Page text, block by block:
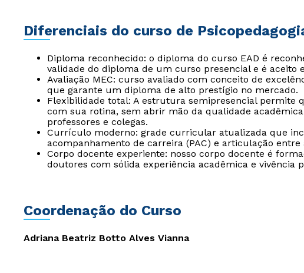
Diferenciais do curso de
Diploma reconhecido: o diploma do curso EAD é
validade do diploma de um curso presencial e é aceito
Avaliação MEC: curso avaliado com conceito de
que garante um diploma de alto prestígio no mercado.
Flexibilidade total: A estrutura semipresencial permite
com sua rotina, sem abrir mão da qualidade
professores e colegas.
Currículo moderno: grade curricular atualizada que
acompanhamento de carreira (PAC) e articulação entre
Corpo docente experiente: nosso corpo docente é
doutores com sólida experiência acadêmica e vivência
Coordenação do Curso
Adriana Beatriz Botto Alves Vianna